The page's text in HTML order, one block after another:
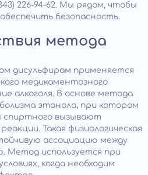
226-94-62. Мы рядом, чтобы
безопасность.
метода
дисульфирам применяется
медикаментозного
алкоголя. В основе метода
этанола, при котором
спиртного вызывают
Такая физиологическая
ассоциацию между
Метод используется при
когда необходим